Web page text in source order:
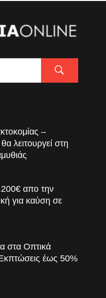
–
λειτουργεί στη
απο την
για καύση σε
στα Οπτικά
έως 50%